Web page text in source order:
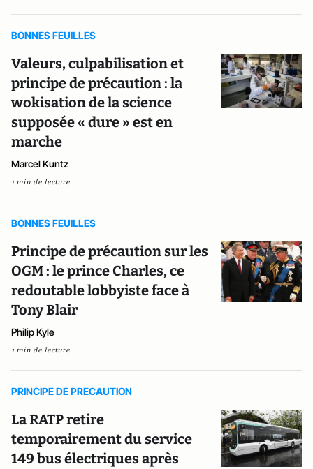
BONNES FEUILLES
Valeurs, culpabilisation et
principe de précaution : la
wokisation de la science
supposée « dure » est en
marche
Marcel Kuntz
1 min de lecture
BONNES FEUILLES
Principe de précaution sur les
OGM : le prince Charles, ce
redoutable lobbyiste face à
Tony Blair
Philip Kyle
1 min de lecture
PRINCIPE DE PRECAUTION
La RATP retire
temporairement du service
149 bus électriques après